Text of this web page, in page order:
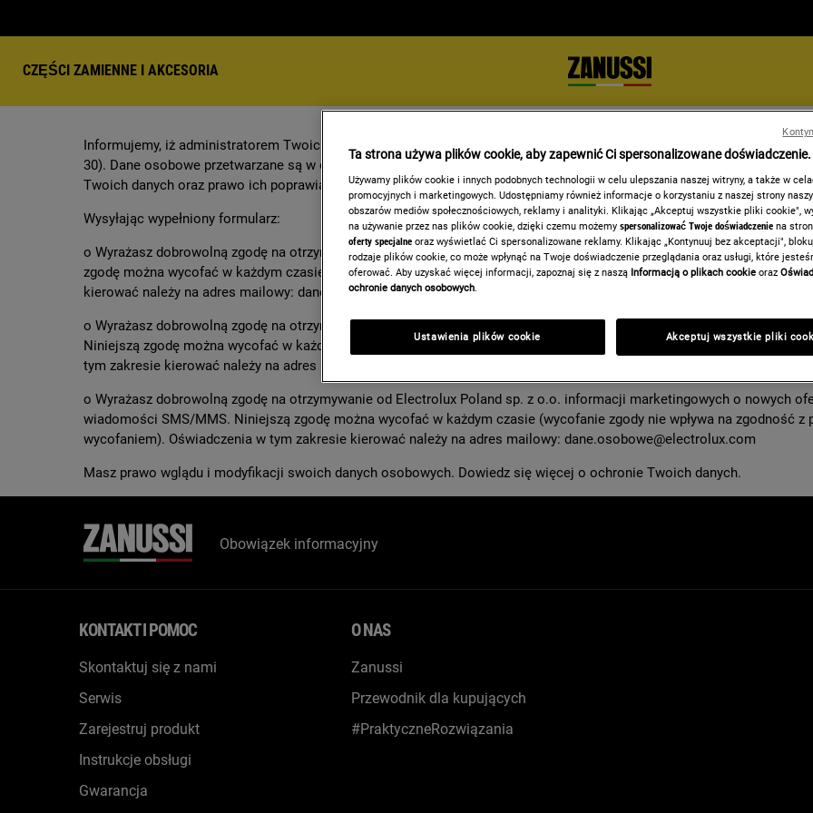
CZĘŚCI ZAMIENNE I AKCESORIA
OBOWIĄZEK INFORMACYJNY
Informujemy, iż administratorem Twoich danych osobowych podanych w formularzu jest Electrolux Poland sp. z o.o. z
30). Dane osobowe przetwarzane są w celu nawiązania kontaktu i udzielenia odpowiedzi na Twoje pytanie. Podanie
Twoich danych oraz prawo ich poprawiania. Oświadczenia w tym zakresie kierować należy na adres mailowy:
Wysyłając wypełniony formularz:
o Wyrażasz dobrowolną zgodę na otrzymywanie od Electrolux Poland sp. z o.o. na adres e-mail informacji handlowych
zgodę można wycofać w każdym czasie (wycofanie zgody nie wpływa na zgodność z prawem przetwarzania
kierować należy na adres mailowy: dane.osobowe@electrolux.com
o Wyrażasz dobrowolną zgodę na otrzymywanie od Electrolux Poland sp. z o.o. informacji marketingowych o nowych
Niniejszą zgodę można wycofać w każdym czasie (wycofanie zgody nie wpływa na zgodność z prawem przetwarzania
tym zakresie kierować należy na adres mailowy:
o Wyrażasz dobrowolną zgodę na otrzymywanie od Electrolux Poland sp. z o.o. informacji marketingowych o nowych
wiadomości SMS/MMS. Niniejszą zgodę można wycofać w każdym czasie (wycofanie zgody nie wpływa na zgodność z
wycofaniem). Oświadczenia w tym zakresie kierować należy na adres mailowy: dane.osobowe@electrolux.com
Masz prawo wglądu i modyfikacji swoich danych osobowych. Dowiedz się więcej o ochronie Twoich danych.
Obowiązek informacyjny
KONTAKT I POMOC
Skontaktuj się z nami
Serwis
Zarejestruj produkt
Instrukcje obsługi
Gwarancja
O NAS
Zanussi
Przewodnik dla kupujących
#PraktyczneRozwiązania
Ta strona używa plików cookie, aby zapewnić Ci spersonalizowane doświadczenie.
Używamy plików cookie i innych podobnych technologii w celu ulepszania naszej witryny, a także w
promocyjnych i marketingowych. Udostępniamy również informacje o korzystaniu z naszej strony
obszarów mediów społecznościowych, reklamy i analityki. Klikając „Akceptuj wszystkie pliki cookie",
na używanie przez nas plików cookie, dzięki czemu możemy spersonalizować Twoje doświadczenie na
oferty specjalne oraz wyświetlać Ci spersonalizowane reklamy. Klikając „Kontynuuj bez akceptacji",
rodzaje plików cookie, co może wpłynąć na Twoje doświadczenie przeglądania oraz usługi, które
oferować. Aby uzyskać więcej informacji, zapoznaj się z naszą Informacją o plikach cookie oraz
ochronie danych osobowych
Ustawienia plików cookie Akceptuj wszystkie pliki